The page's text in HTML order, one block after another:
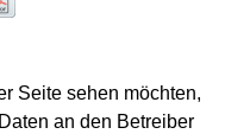
Seite sehen möchten,
an den Betreiber